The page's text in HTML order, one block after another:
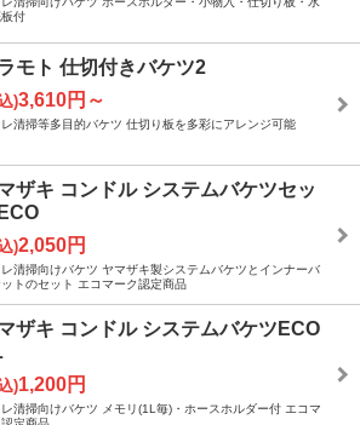
付
モト 仕切付きバケツ2
)3,610円～
レ清掃等多目的バケツ 仕切り板を多彩にアレンジ可能
ザキ コンドル システムバケツセッ
)2,050円
レ清掃向けバケツ ヤマザキ製システムバケツとインナーバ
ットのセット エコマーク認定商品
ザキ コンドル システムバケツECO
)1,200円
レ清掃向けバケツ メモリ(1L毎)・ホースホルダー付 エコマ